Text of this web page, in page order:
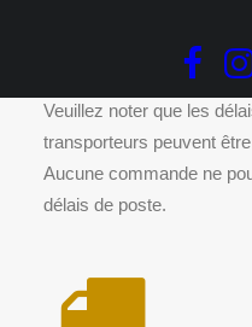
DÉLAIS
Veuillez noter que les
transporteurs peuvent
Aucune commande ne
délais de poste.